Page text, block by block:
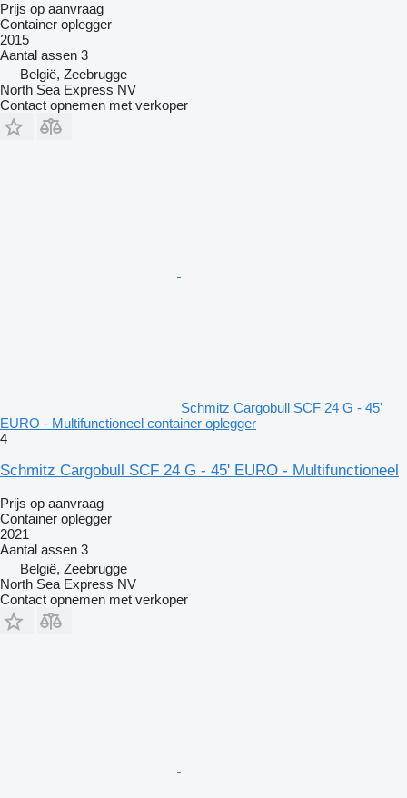
Prijs op aanvraag
Container oplegger
2015
Aantal assen 3
België, Zeebrugge
North Sea Express NV
Contact opnemen met verkoper
Schmitz Cargobull SCF 24 G - 45'
EURO - Multifunctioneel container oplegger
4
Schmitz Cargobull SCF 24 G - 45' EURO - Multifunctioneel
Prijs op aanvraag
Container oplegger
2021
Aantal assen 3
België, Zeebrugge
North Sea Express NV
Contact opnemen met verkoper